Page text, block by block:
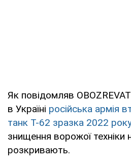
Як повідомляв
в Україні російська армія
танк Т-62 зразка 2022 року
знищення ворожої техніки
розкривають.